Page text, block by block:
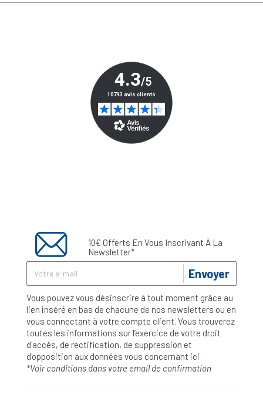
10€ Offerts En Vous Inscrivant À La
Newsletter*
Envoyer
Vous pouvez vous désinscrire à tout moment grâce au
lien inséré en bas de chacune de nos newsletters ou en
vous connectant à votre compte client. Vous trouverez
toutes les informations sur l’exercice de votre droit
d'accès, de rectification, de suppression et
d'opposition aux données vous concernant ici
*Voir conditions dans votre email de confirmation